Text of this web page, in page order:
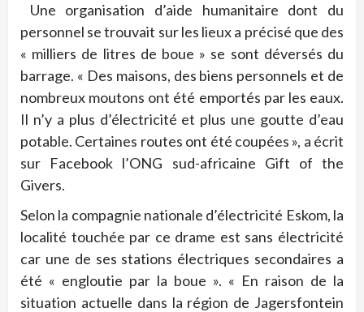
Une organisation d’aide humanitaire dont du
personnel se trouvait sur les lieux a précisé que des
« milliers de litres de boue » se sont déversés du
barrage. « Des maisons, des biens personnels et de
nombreux moutons ont été emportés par les eaux.
Il n’y a plus d’électricité et plus une goutte d’eau
potable. Certaines routes ont été coupées », a écrit
sur Facebook l’ONG sud-africaine Gift of the
Givers.
Selon la compagnie nationale d’électricité Eskom, la
localité touchée par ce drame est sans électricité
car une de ses stations électriques secondaires a
été « engloutie par la boue ». « En raison de la
situation actuelle dans la région de Jagersfontein